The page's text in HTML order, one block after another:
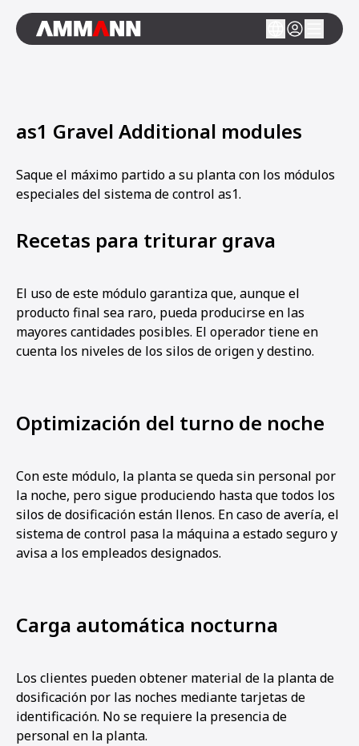
as1 Gravel Additional modules
Saque el máximo partido a su planta con los módulos
especiales del sistema de control as1.
Recetas para triturar grava
El uso de este módulo garantiza que, aunque el
producto final sea raro, pueda producirse en las
mayores cantidades posibles. El operador tiene en
cuenta los niveles de los silos de origen y destino.
Optimización del turno de noche
Con este módulo, la planta se queda sin personal por
la noche, pero sigue produciendo hasta que todos los
silos de dosificación están llenos. En caso de avería, el
sistema de control pasa la máquina a estado seguro y
avisa a los empleados designados.
Carga automática nocturna
Los clientes pueden obtener material de la planta de
dosificación por las noches mediante tarjetas de
identificación. No se requiere la presencia de
personal en la planta.